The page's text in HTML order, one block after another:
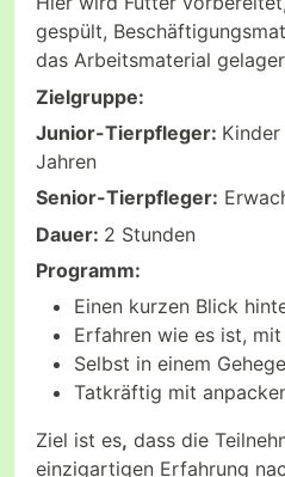
gespült,
das Arbeitsmaterial
Zielgruppe:
Junior-Tierpfleger:
Jahren
Senior-Tierpfleger:
Dauer: 2 Stunden
Programm:
Einen kurzen Blick
Erfahren wie es ist,
Selbst in einem
Tatkräftig mit
Ziel ist es, dass die
einzigartigen Erfahrung